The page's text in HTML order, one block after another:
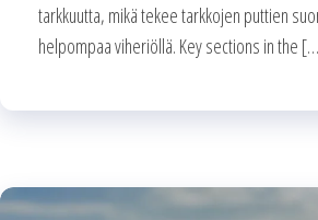
tarkkuutta, mikä tekee tarkkojen puttien
helpompaa viheriöllä. Key sections in the